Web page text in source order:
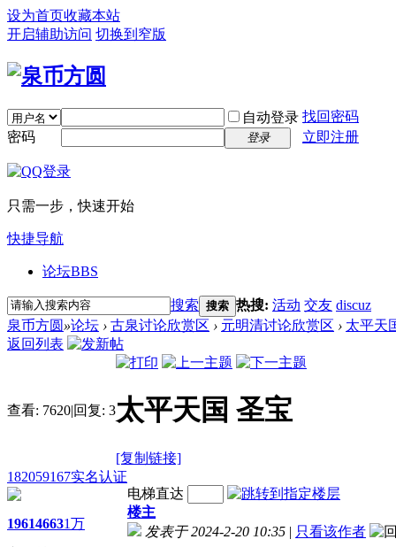
设为首页收藏本站
开启辅助访问 切换到窄版
自动登录 找回密码
密码
登录 立即注册
只需一步，快速开始
快捷导航
论坛BBS
搜索 搜索 热搜: 活动 交友 discuz
泉币方圆 »论坛 › 古泉讨论欣赏区 › 元明清讨论欣赏区 › 太平天
返回列表
查看: 7620|回复: 3太平天国 圣宝
[复制链接]
182059167实名认证
196146631万
电梯直达
楼主
发表于 2024-2-20 10:35 | 只看该作者